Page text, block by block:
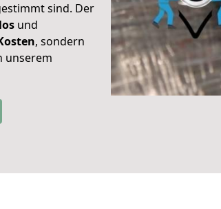
sind. Der
und
, sondern
unserem